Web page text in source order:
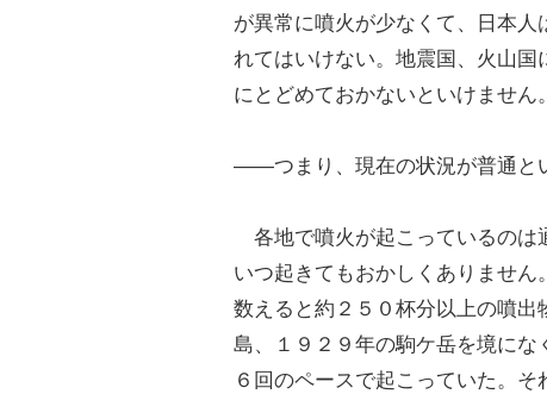
が異常に噴火が少なくて、日本
れてはいけない。地震国、火山国
にとどめておかないといけません。
――つまり、現在の状況が普通と
各地で噴火が起こっているのは
いつ起きてもおかしくありませ
数えると約２５０杯分以上の噴
島、１９２９年の駒ケ岳を境にな
６回のペースで起こっていた。